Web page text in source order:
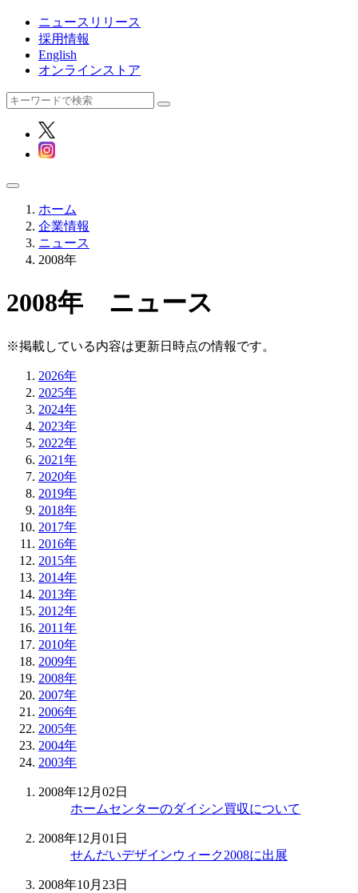
ニュースリリース
採用情報
English
オンラインストア
ホーム
企業情報
ニュース
2008年
2008年 ニュース
※掲載している内容は更新日時点の情報です。
2026年
2025年
2024年
2023年
2022年
2021年
2020年
2019年
2018年
2017年
2016年
2015年
2014年
2013年
2012年
2011年
2010年
2009年
2008年
2007年
2006年
2005年
2004年
2003年
2008年12月02日
ホームセンターのダイシン買収について
2008年12月01日
せんだいデザインウィーク2008に出展
2008年10月23日